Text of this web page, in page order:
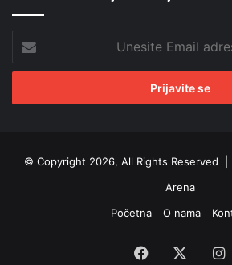
Unesite
Email
adresu
© Copyright 2026, All Rights Reserved |
Arena
Početna
O nama
Facebook